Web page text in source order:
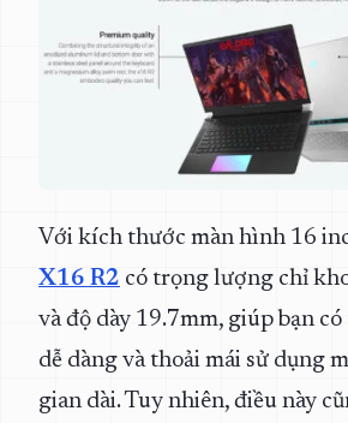
Với kích thước màn hình 16
X16 R2 có trọng lượng chỉ
và độ dày 19.7mm, giúp bạn
dễ dàng và thoải mái sử dụng
gian dài. Tuy nhiên, điều này